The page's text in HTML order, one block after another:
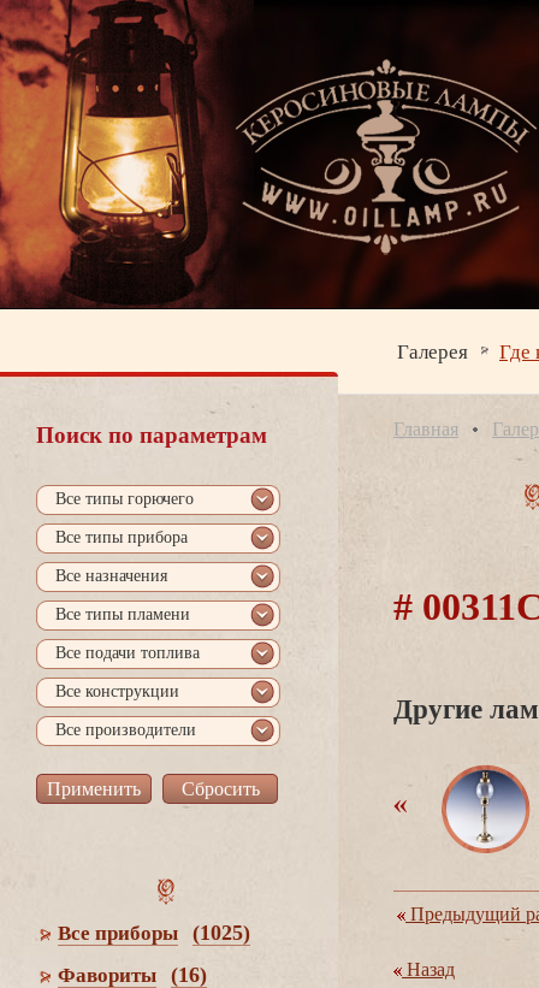
Галерея Где
Поиск по параметрам
се типы горючего
се типы прибора
се назначения
се типы пламени
се подачи топлива
се конструкции
се производители
се приборы (1025)
Фавориты (16)
Главная
#
Другие
Предыдущий
Назад